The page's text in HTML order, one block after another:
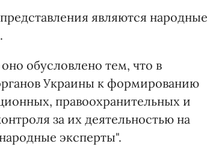
являются народные
обусловлено тем, что в
Украины к формированию
правоохранительных и
за их деятельностью на
эксперты".